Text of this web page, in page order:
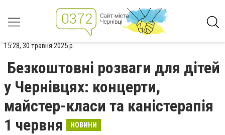
15:28, 30 травня 2025 р.
Безкоштовні розваги для дітей
у Чернівцях: концерти,
майстер-класи та каністерапія
1 червня
НОВИНИ